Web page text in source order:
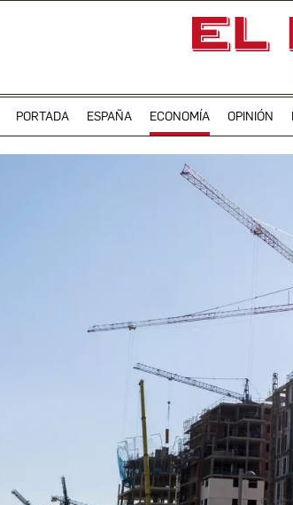
PORTADA ESPAÑA ECONOMÍA OPINIÓN